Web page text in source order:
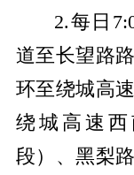
2.每日
道至长望路
环至绕城高
绕城高速
段）、黑梨